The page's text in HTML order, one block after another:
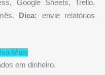
Google Sheets, Trello.
Dica: envie relatórios
Mais
em dinheiro.